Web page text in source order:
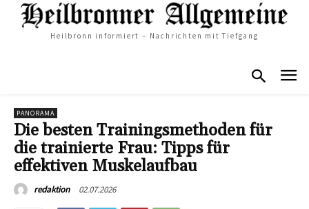
Heilbronn informiert – Nachrichten mit Tiefgang
PANORAMA
Die besten Trainingsmethoden für
die trainierte Frau: Tipps für
effektiven Muskelaufbau
redaktion 02.07.2026